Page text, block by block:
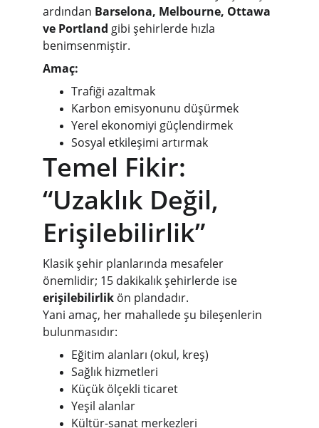
ardından Barselona, Melbourne, Ottawa
ve Portland gibi şehirlerde hızla
benimsenmiştir.
Amaç:
Trafiği azaltmak
Karbon emisyonunu düşürmek
Yerel ekonomiyi güçlendirmek
Sosyal etkileşimi artırmak
Temel Fikir:
“Uzaklık Değil,
Erişilebilirlik”
Klasik şehir planlarında mesafeler
önemlidir; 15 dakikalık şehirlerde ise
erişilebilirlik ön plandadır.
Yani amaç, her mahallede şu bileşenlerin
bulunmasıdır:
Eğitim alanları (okul, kreş)
Sağlık hizmetleri
Küçük ölçekli ticaret
Yeşil alanlar
Kültür-sanat merkezleri